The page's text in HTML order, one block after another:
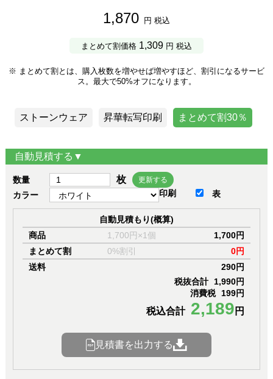
1,870 円 税込
まとめて割価格 1,309 円 税込
※ まとめて割とは、購入枚数を増やせば増やすほど、割引になるサービ
ス。最大で50%オフになります。
ストーンウェア 昇華転写印刷 まとめて割30％
自動見積する▼
数量 枚 更新する
カラー 印刷 表
自動見積もり(概算)
商品
1,700円×1個
1,700円
まとめて割
0%割引
0円
送料
290円
税抜合計 1,990円
消費税 199円
税込合計 2,189 円
見積書を出力する